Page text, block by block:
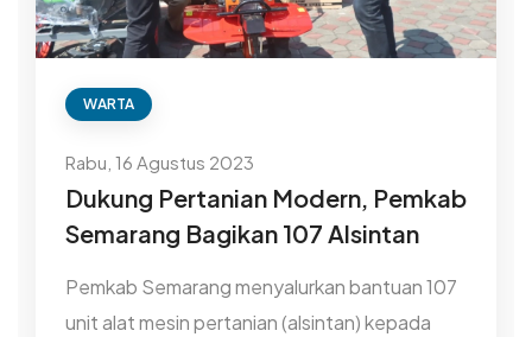
WARTA
Rabu, 16 Agustus 2023
Dukung Pertanian Modern, Pemkab
Semarang Bagikan 107 Alsintan
Pemkab Semarang menyalurkan bantuan 107
unit alat mesin pertanian (alsintan) kepada